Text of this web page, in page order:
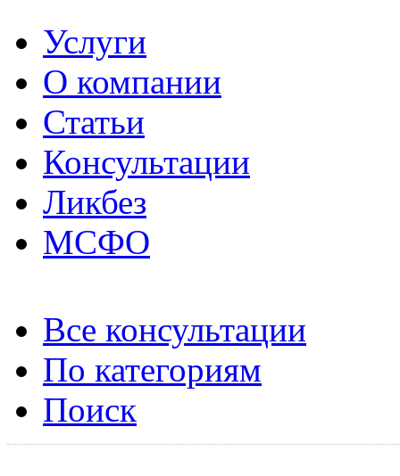
Услуги
О компании
Статьи
Консультации
Ликбез
МСФО
Все консультации
По категориям
Поиск